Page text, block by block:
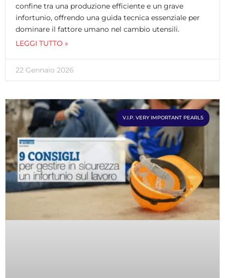
confine tra una produzione efficiente e un grave
infortunio, offrendo una guida tecnica essenziale per
dominare il fattore umano nel cambio utensili.
LEGGI TUTTO »
22 Gennaio 2026
V.I.P. VERY IMPORTANT PEARLS